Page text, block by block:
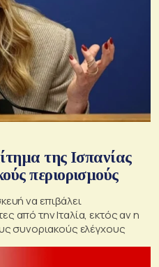
της Ισπανίας
περιορισμούς
να επιβάλει
από την Ιταλία, εκτός αν η
συνοριακούς ελέγχους